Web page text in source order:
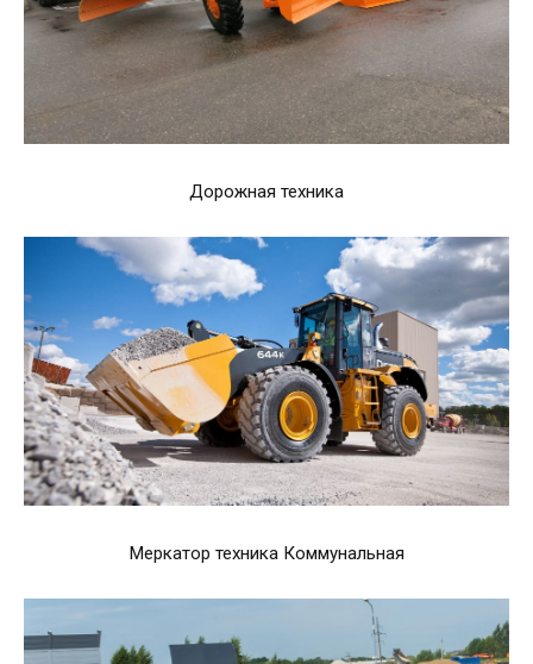
Дорожная техника
Меркатор техника Коммунальная